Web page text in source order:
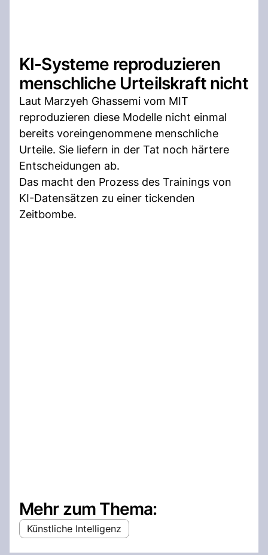
KI-Systeme reproduzieren
menschliche Urteilskraft nicht
Laut Marzyeh Ghassemi vom MIT
reproduzieren diese Modelle nicht einmal
bereits voreingenommene menschliche
Urteile. Sie liefern in der Tat noch härtere
Entscheidungen ab.
Das macht den Prozess des Trainings von
KI-Datensätzen zu einer tickenden
Zeitbombe.
Mehr zum Thema:
Künstliche Intelligenz